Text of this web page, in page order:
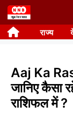
Skip
to
content राज्य
Aaj Ka
जानिए कैसा
राशिफल में ?